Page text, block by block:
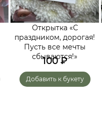
Открытка «С
праздником, дорогая!
Пусть все мечты
сбываются!»
100₽
Добавить к букету